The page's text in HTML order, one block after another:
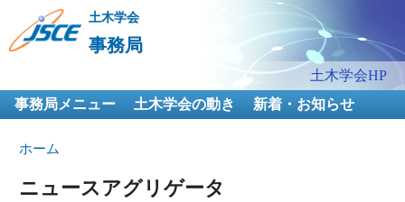
メ
イ
ン
に
土木学会
事務局
土木学会HP
事務局メニュー
土木学会の動き 新着・お知らせ
現在地
ホーム
ニュースアグリゲータ